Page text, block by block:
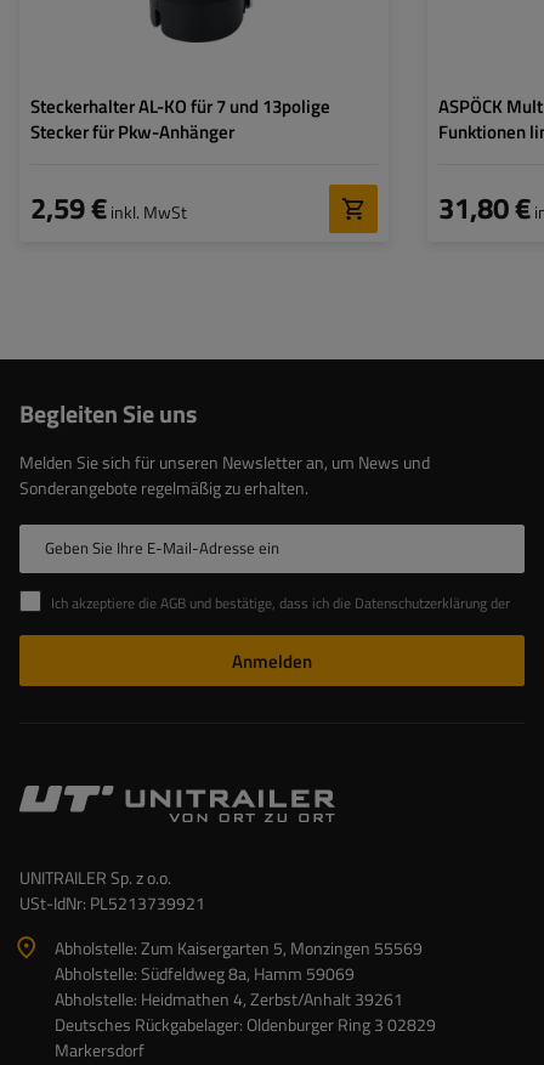
Steckerhalter AL-KO für 7 und 13polige
Stecker für Pkw-Anhänger
2,59 €inkl. MwSt
ASPÖCK
Funktionen
31,80 €
Begleiten Sie uns
Melden Sie sich für unseren Newsletter an, um News und
Sonderangebote regelmäßig zu erhalten.
Geben Sie Ihre E-Mail-Adresse ein
Ich akzeptiere die AGB und bestätige, dass ich die Datenschutzerklärung der Website zur Kenntnis genommen habe
Anmelden
UNITRAILER Sp. z o.o.
USt-IdNr: PL5213739921
Abholstelle: Zum Kaisergarten 5, Monzingen 55569
Abholstelle: Südfeldweg 8a, Hamm 59069
Abholstelle: Heidmathen 4, Zerbst/Anhalt 39261
Deutsches Rückgabelager: Oldenburger Ring 3 02829
Markersdorf